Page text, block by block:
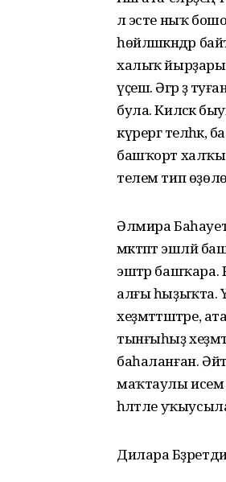
лә эсте ныҡ
һөйләшкәндәр
халыҡ
үҫешә. Әгәр ҙә
була. Киләсәк
күрергә теләһәк,
башҡорт халҡы
телем тип
Әлмира
мәктәптә эшләй
эштәр башҡара.
алғы һыҙыҡта.
хеҙмәттәштәре,
тынғыһыҙ
баһаланған.
маҡтаулы исем
һәләтле
Дилара